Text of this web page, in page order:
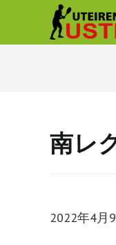
南レ
レ
2022年4月